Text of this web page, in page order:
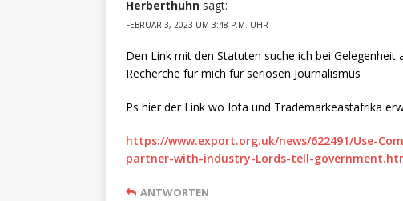
Herberthuhn sagt:
FEBRUAR 3, 2023 UM 3:48 P.M. UHR
Den Link mit den Statuten suche ich bei Gelegenheit
Recherche für mich für seriösen Journalismus
Ps hier der Link wo Iota und Trademarkeastafrika
https://www.export.org.uk/news/622491/Use-
partner-with-industry-Lords-tell-
ANTWORTEN